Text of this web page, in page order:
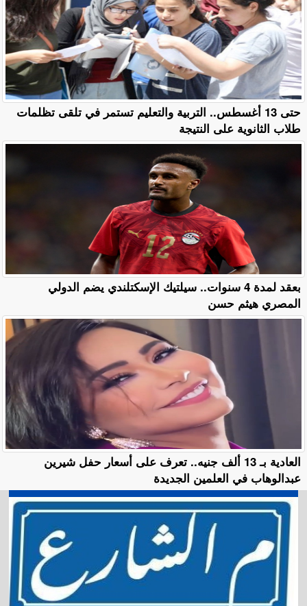
حتى 13 أغسطس.. التربية والتعليم تستمر في تلقى تظلمات
طلاب الثانوية على النتيجة
بعقد لمدة 4 سنوات.. سيلتيك الإسكتلندي يضم الدولي
المصري هيثم حسن
العادية بـ 13 ألف جنيه.. تعرف على أسعار حفل شيرين
عبدالوهاب في العلمين الجديدة